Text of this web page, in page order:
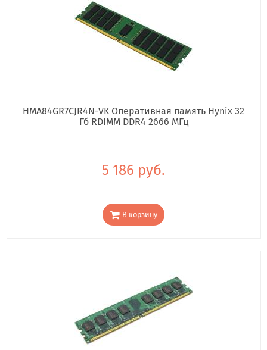
HMA84GR7CJR4N-VK Оперативная память Hynix 32
Гб RDIMM DDR4 2666 МГц
5 186 руб.
В корзину